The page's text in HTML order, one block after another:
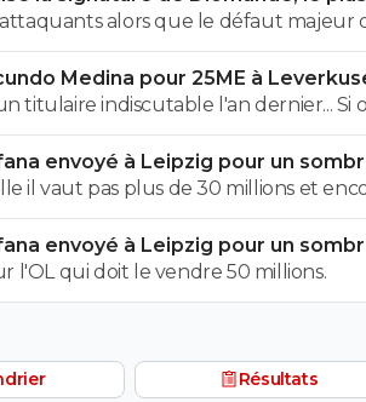
histoire alors que le défaut majeur
le milieu de terrain depuis le départ
pour diriger l'équipe au centre,
qui se détestent ...
Medina pour 25ME à
titulaire indiscutable l'an dernier... Si
Aguerd, et qu'on lui met un gars
ça peut suffire
envoyé à Leipzig pour un
il vaut pas plus de 30 millions et
envoyé à Leipzig pour un
l'OL qui doit le vendre 50 millions.
Résultats